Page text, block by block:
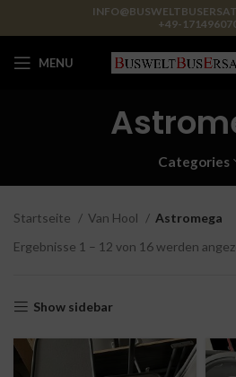
+49-
MENU
Categories
Startseite Van Hool
Astromega
Ergebnisse 1 – 12 von 16 werden
Show sidebar